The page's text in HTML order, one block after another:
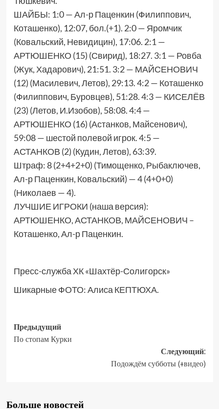
ШАЙБЫ: 1:0 — Ал-р Паценкин (Филиппович,
Коташенко), 12:07, бол.(+1). 2:0 — Яромчик
(Ковальский, Невидицин), 17:06. 2:1 —
АРТЮШЕНКО (15) (Свирид), 18:27. 3:1 — Ровба
(Жук, Хадарович), 21:51. 3:2 — МАЙСЕНОВИЧ
(12) (Масилевич, Летов), 29:13. 4:2 — Коташенко
(Филиппович, Буровцев), 51:28. 4:3 — КИСЕЛЁВ
(23) (Летов, И.Изобов), 58:08. 4:4 —
АРТЮШЕНКО (16) (Астанков, Майсенович),
59:08 — шестой полевой игрок. 4:5 —
АСТАНКОВ (2) (Кудин, Летов), 63:39.
Штраф: 8 (2+4+2+0) (Тимощенко, Рыбаключев,
Ал-р Паценкин, Ковальский) — 4 (4+0+0)
(Николаев — 4).
ЛУЧШИЕ ИГРОКИ (наша версия):
АРТЮШЕНКО, АСТАНКОВ, МАЙСЕНОВИЧ –
Коташенко, Ал-р Паценкин.
Пресс-служба ХК «Шахтёр-Солигорск»
Шикарные ФОТО: Алиса КЕПТЮХА.
Предыдущий
По стопам Курки
Следующий:
Подождём субботы (+видео)
Больше новостей